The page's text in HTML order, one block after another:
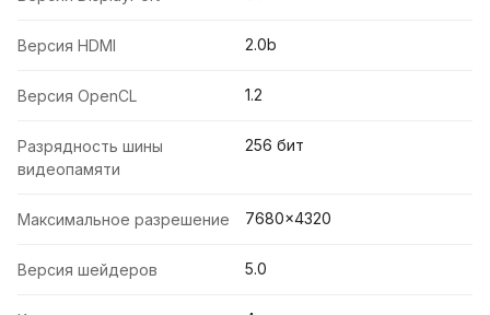
Версия HDMI 2.0b
Версия OpenCL 1.2
Разрядность шины
видеопамяти
256 бит
Максимальное разрешение 7680x4320
Версия шейдеров 5.0